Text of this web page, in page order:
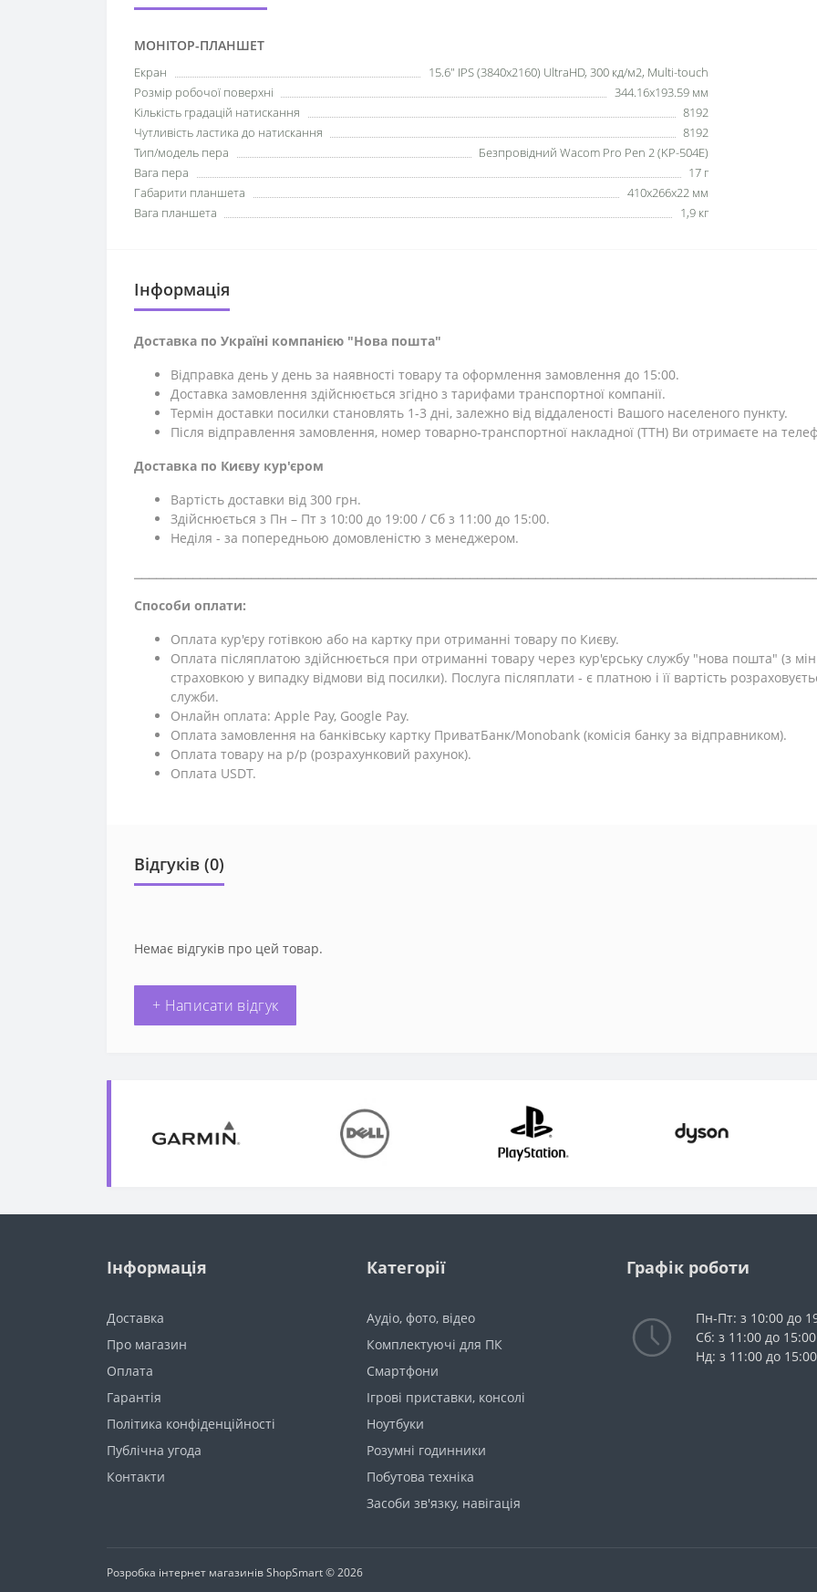
МОНІТОР-ПЛАНШЕТ
Екран
15.6" IPS (3840x2160) UltraHD, 300 кд/м2, Multi-touch
Розмір робочої поверхні
344.16x193.59 мм
Кількість градацій натискання
8192
Чутливість ластика до натискання
8192
Тип/модель пера
Безпровідний Wacom Pro Pen 2 (KP-504E)
Вага пера
17 г
Габарити планшета
410x266x22 мм
Вага планшета
1,9 кг
Iнформація
Доставка по Україні компанією "Нова пошта"
Відправка день у день за наявності товару та оформлення замовлення до 15:00.
Доставка замовлення здійснюється згідно з тарифами транспортної компанії.
Термін доставки посилки становлять 1-3 дні, залежно від віддаленості Вашого населеного пункту.
Після відправлення замовлення, номер товарно-транспортної накладної (ТТН) Ви отримаєте на
Доставка по Києву кур'єром
Вартість доставки від 300 грн.
Здійснюється з Пн – Пт з 10:00 до 19:00 / Сб з 11:00 до 15:00.
Неділя - за попередньою домовленістю з менеджером.
Способи оплати:
Оплата кур'єру готівкою або на картку при отриманні товару по Києву.
Оплата післяплатою здійснюється при отриманні товару через кур'єрську службу "нова пошта" (з
страховкою у випадку відмови від посилки). Послуга післяплати - є платною і її вартість
служби.
Онлайн оплата: Apple Pay, Google Pay.
Оплата замовлення на банківську картку ПриватБанк/Monobank (комісія банку за відправником).
Оплата товару на р/р (розрахунковий рахунок).
Оплата USDT.
Відгуків (0)
Немає відгуків про цей товар.
+ Написати відгук
Інформація
Доставка
Про магазин
Оплата
Гарантія
Політика конфіденційності
Публічна угода
Контакти
Категорії
Аудіо, фото, відео
Комплектуючі для ПК
Смартфони
Ігрові приставки, консолі
Ноутбуки
Розумні годинники
Побутова техніка
Засоби зв'язку, навігація
Графік роботи
Пн-Пт: з 10:00 до
Сб: з 11:00 до 15:00
Нд: з 11:00 до 15:00
Розробка інтернет магазинівShopSmart © 2026